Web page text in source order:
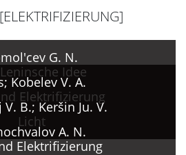
G. N.
Idee
Kobelev V. A.
Elektrifizierung
B.; Keršin Ju. V.
Licht
A. N.
Elektrifizierung